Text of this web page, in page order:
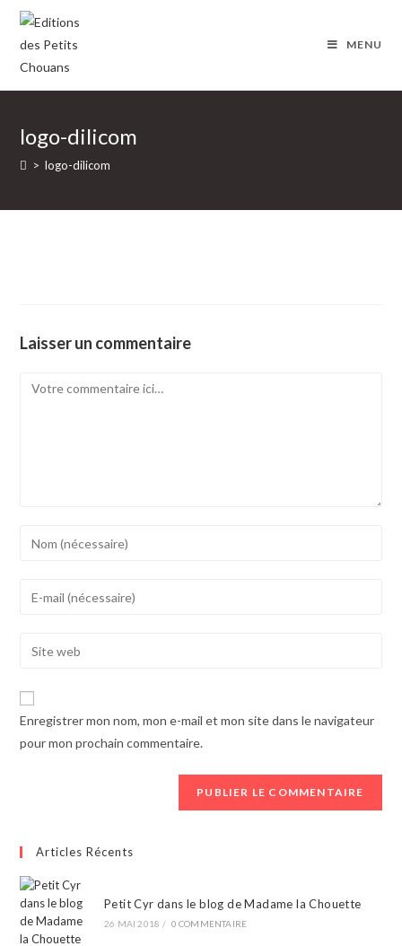
Skip
MENU
logo-dilicom
> logo-dilicom
Laisser un commentaire
Comment
to
address
comment
website
URL
Enregistrer mon nom, mon e-mail et mon site dans le navigateur
pour mon prochain commentaire.
Articles Récents
Petit Cyr dans le blog de Madame la Chouette
26 MAI 2018 / 0 COMMENTAIRE